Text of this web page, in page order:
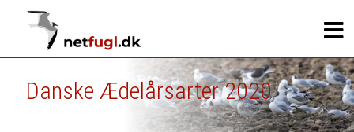
Danske Ædelårsarter 2020